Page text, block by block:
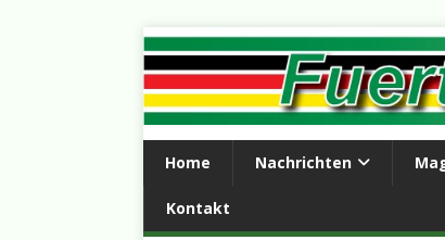
Home Nachrichten
Kontakt